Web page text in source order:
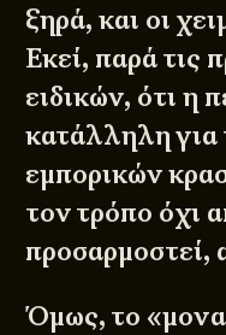
ξηρά, και οι
Εκεί, παρά τις
ειδικών, ότι η
κατάλληλη
εμπορικών
τον τρόπο όχι
προσαρμοστεί,
Όμως, το